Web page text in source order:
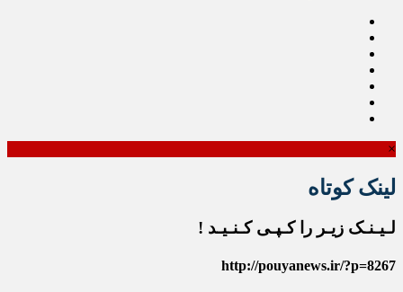
×
لینک کوتاه
لـیـنـک زیـر را کـپـی کـنـیـد !
http://pouyanews.ir/?p=8267